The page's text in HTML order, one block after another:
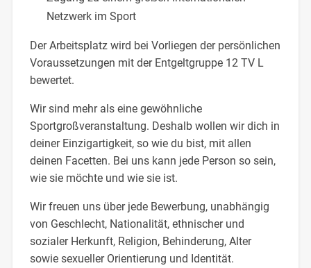
Netzwerk im Sport
Der Arbeitsplatz wird bei Vorliegen der persönlichen
Voraussetzungen mit der Entgeltgruppe 12 TV L
bewertet.
Wir sind mehr als eine gewöhnliche
Sportgroßveranstaltung. Deshalb wollen wir dich in
deiner Einzigartigkeit, so wie du bist, mit allen
deinen Facetten. Bei uns kann jede Person so sein,
wie sie möchte und wie sie ist.
Wir freuen uns über jede Bewerbung, unabhängig
von Geschlecht, Nationalität, ethnischer und
sozialer Herkunft, Religion, Behinderung, Alter
sowie sexueller Orientierung und Identität.